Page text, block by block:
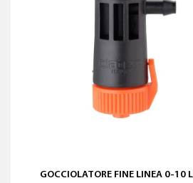
GOCCIOLATORE FINE LINEA 0-10